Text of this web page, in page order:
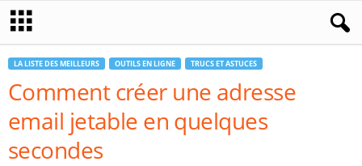
LA LISTE DES MEILLEURS OUTILS EN LIGNE TRUCS ET ASTUCES
Comment créer une adresse
email jetable en quelques
secondes